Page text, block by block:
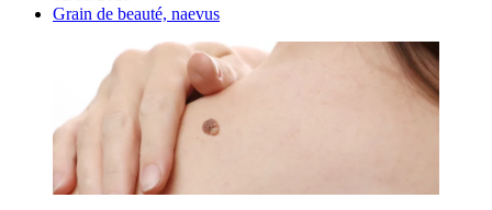
Grain de beauté, naevus